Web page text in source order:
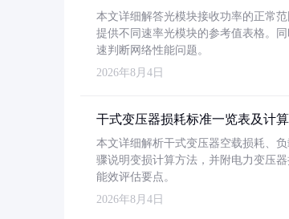
本文详细解答光模块接收功率的正常
提供不同速率光模块的参考值表格。
速判断网络性能问题。
2026年8月4日
干式变压器损耗标准一览表及计
本文详细解析干式变压器空载损耗、
骤说明变损计算方法，并附电力变压
能效评估要点。
2026年8月4日